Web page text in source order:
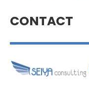
CONTACT